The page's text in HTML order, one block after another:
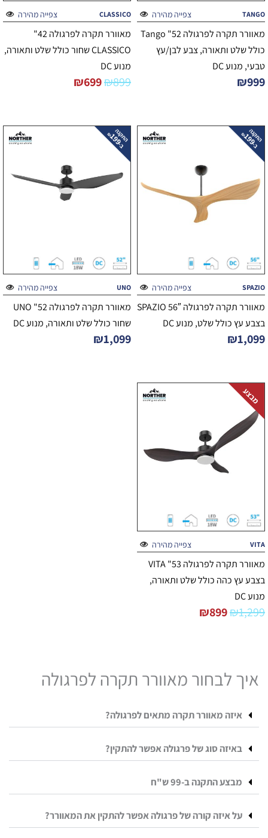
צפייה מהירה TANGO
מאוורר תקרה לפרגולה 52" Tango
כולל שלט ותאורה, צבע לבן/עץ
טבעי, מנוע DC
₪999
צפייה מהירה CLASSICO
מאוורר תקרה לפרגולה 42"
CLASSICO שחור כולל שלט ותאורה,
מנוע DC
₪899
₪699
צפייה מהירה SPAZIO
מאוורר תקרה לפרגולה 56″ SPAZIO
בצבע עץ כולל שלט, מנוע DC
₪1,099
צפייה מהירה UNO
מאוורר תקרה לפרגולה 52" UNO
שחור כולל שלט ותאורה, מנוע DC
₪1,099
צפייה מהירה VITA
מאוורר תקרה לפרגולה 53" VITA
בצבע עץ כהה כולל שלט ותאורה,
מנוע DC
₪1,299
₪899
איך לבחור מאוורר תקרה לפרגולה
איזה מאוורר תקרה מתאים לפרגולה?
באיזה סוג של פרגולה אפשר להתקין?
מבצע התקנה ב-99 ש"ח
על איזה קורה של פרגולה אפשר להתקין את המאוורר?